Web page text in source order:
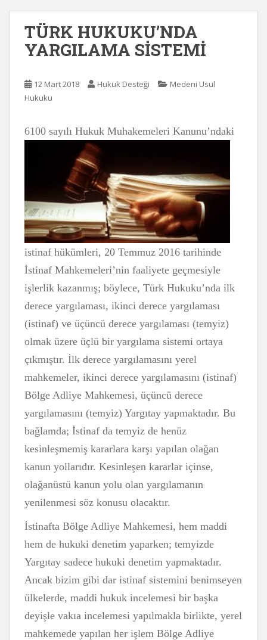
TÜRK HUKUKU’NDA
YARGILAMA SİSTEMİ
12 Mart 2018 Hukuk Desteği
Medeni Usul
Hukuku
6100 sayılı Hukuk Muhakemeleri Kanunu’ndaki
istinaf hükümleri, 20 Temmuz 2016 tarihinde
İstinaf Mahkemeleri’nin faaliyete geçmesiyle
işlerlik kazanmış; böylece, Türk Hukuku’nda ilk
derece yargılaması, ikinci derece yargılaması
(istinaf) ve üçüncü derece yargılaması (temyiz)
olmak üzere üçlü bir yargılama sistemi ortaya
çıkmıştır. İlk derece yargılamasını yerel
mahkemeler, ikinci derece yargılamasını (istinaf)
Bölge Adliye Mahkemesi, üçüncü derece
yargılamasını (temyiz) Yargıtay yapmaktadır. Bu
bağlamda; İstinaf da temyiz de henüz
kesinleşmemiş kararlara karşı yapılan olağan
kanun yollarıdır. Kesinleşen kararlar içinse,
olağanüstü kanun yolu olan yargılamanın
yenilenmesi söz konusu olacaktır.
İstinafta Bölge Adliye Mahkemesi, hem maddi
hem de hukuki denetim yaparken; temyizde
Yargıtay sadece hukuki denetim yapmaktadır.
Ancak bizim gibi dar istinaf sistemini benimseyen
ülkelerde, maddi hukuk incelemesi bir başka
deyişle vakıa incelemesi yapılmakla birlikte, yerel
mahkemede yapılan her işlem Bölge Adliye